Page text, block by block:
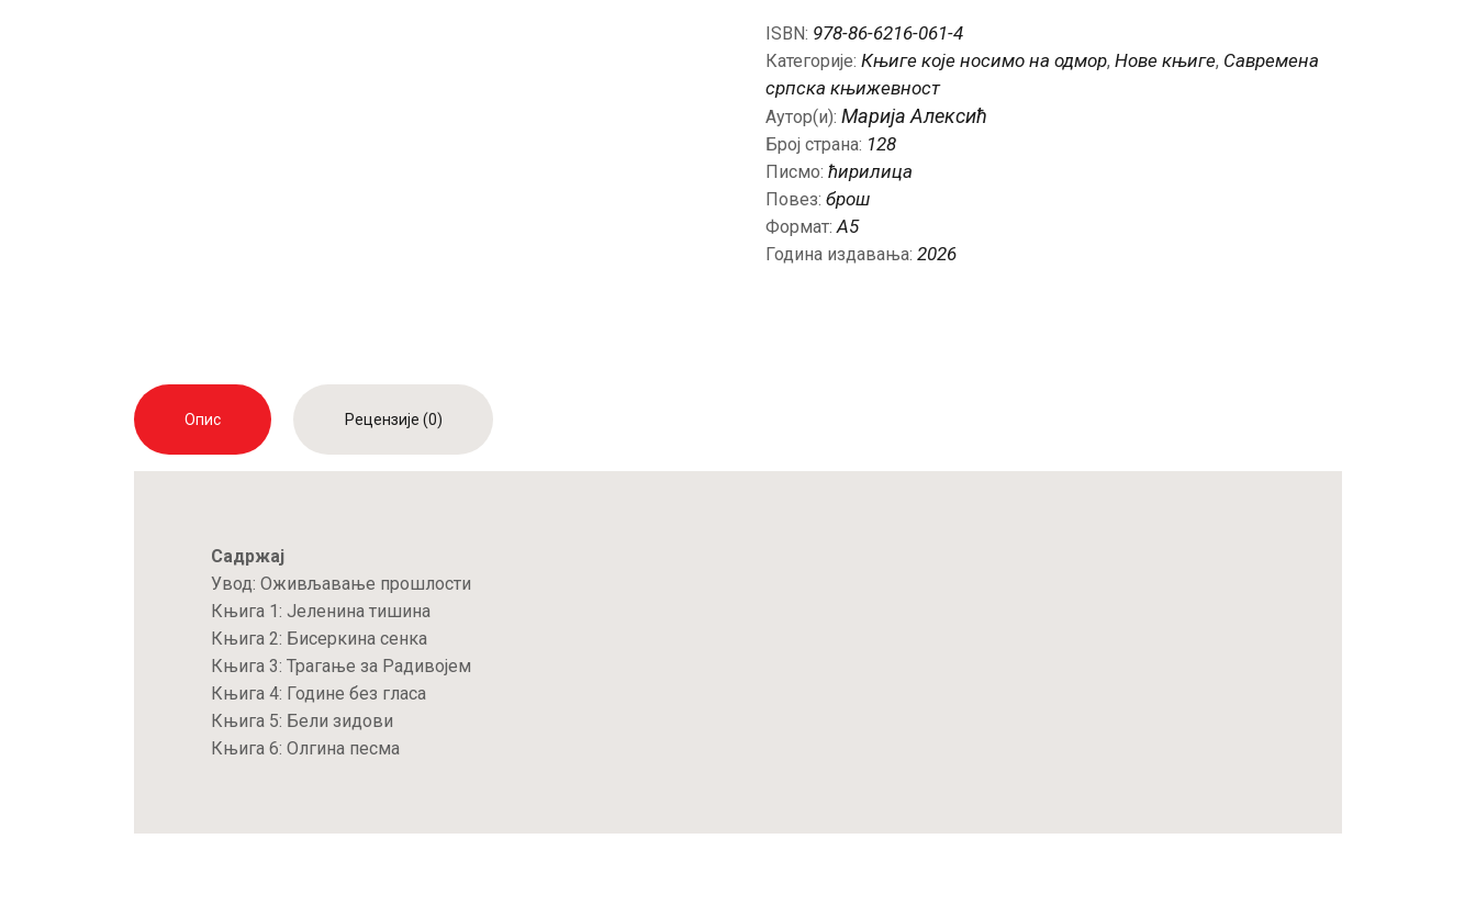
ISBN: 978-86-6216-061-4
Категорије: Књиге које носимо на одмор, Нове књиге, Савремена
српска књижевност
Аутор(и): Марија Алексић
Број страна: 128
Писмо: ћирилица
Повез: брош
Формат:А5
Година издавања: 2026
Опис Рецензије (0)
Садржај
Увод: Оживљавање прошлости
Књига 1: Јеленина тишина
Књига 2: Бисеркина сенка
Књига 3: Трагање за Радивојем
Књига 4: Године без гласа
Књига 5: Бели зидови
Књига 6: Олгина песма